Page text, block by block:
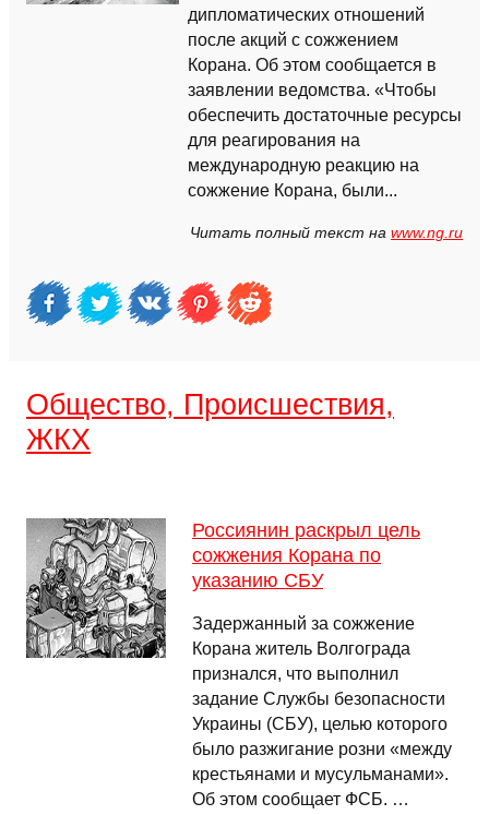
дипломатических отношений
после акций с сожжением
Корана. Об этом сообщается в
заявлении ведомства. «Чтобы
обеспечить достаточные ресурсы
для реагирования на
международную реакцию на
сожжение Корана, были...
Читать полный текст на www.ng.ru
Общество, Происшествия,
ЖКХ
Россиянин раскрыл цель
сожжения Корана по
указанию СБУ
Задержанный за сожжение
Корана житель Волгограда
признался, что выполнил
задание Службы безопасности
Украины (СБУ), целью которого
было разжигание розни «между
крестьянами и мусульманами».
Об этом сообщает ФСБ. …